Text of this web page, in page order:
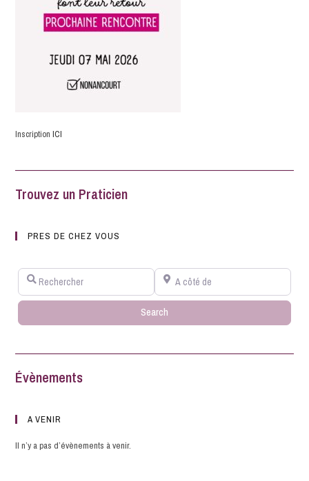
InscriptionICI
Trouvez un Praticien
PRES DE CHEZ VOUS
Rechercher A côté de
Search
Évènements
A VENIR
Il n’y a pas d’évènements à venir.